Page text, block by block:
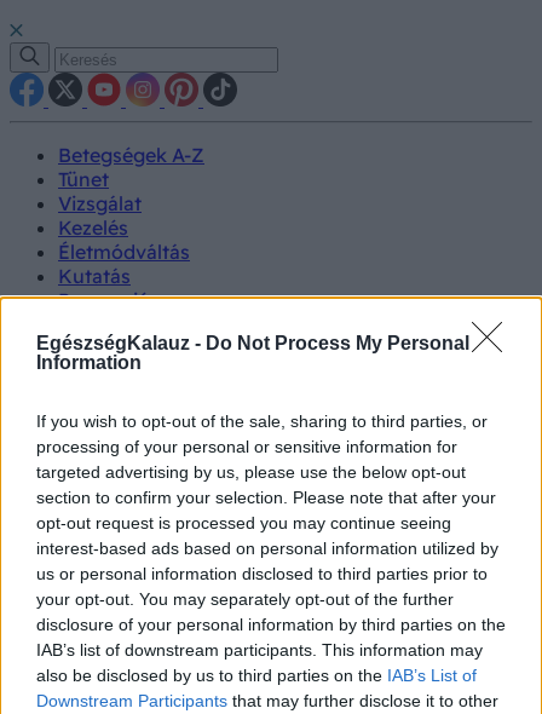
EgészségKalauz - Do Not Process My Personal
Information
If you wish to opt-out of the sale, sharing to third parties, or
processing of your personal or sensitive information for
targeted advertising by us, please use the below opt-out
section to confirm your selection. Please note that after your
opt-out request is processed you may continue seeing
interest-based ads based on personal information utilized by
us or personal information disclosed to third parties prior to
your opt-out. You may separately opt-out of the further
disclosure of your personal information by third parties on the
IAB’s list of downstream participants. This information may
also be disclosed by us to third parties on the IAB’s List of
Downstream Participants that may further disclose it to other
Betegségek A-Z
Tünet
Vizsgálat
Kezelés
Életmódváltás
Kutatás
Prevenció
Videók
Kisállatok egészsége
#allergia#influenza #cukorbetegség
#orvosmeteorológia#vérnyomás#stroke#rákbetegség
#pajzsmirigy#reflux#ekcéma #herpesz
Regisztráció
Hüvelyfertőzés
Hüvelyfertőzés